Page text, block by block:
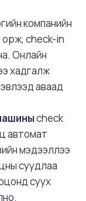
компанийн
орж, check-in
Онлайн
хадгалж
аваад
check
автомат
мэдээллээ
суудлаа
суух